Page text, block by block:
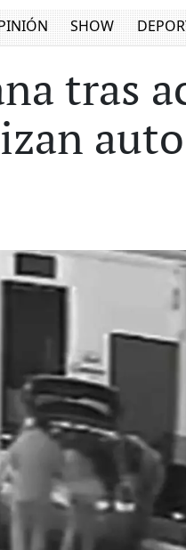
SHOW
tras